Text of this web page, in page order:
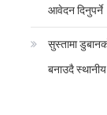
आवेदन दिनुपर्ने
सुस्तामा
बनाउदै स्थानीय